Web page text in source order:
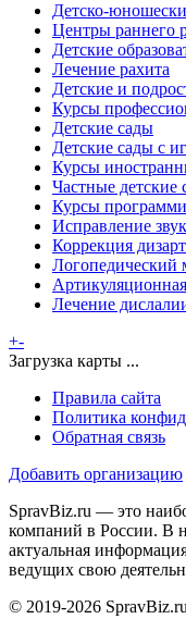
Детско-
Центры раннего
Детские
Лечение рахита
Детские и
Курсы
Детские сады
Детские сады с
Курсы
Частные детские
Курсы
Исправление
Коррекция
Логопедический
Лечение
+-
Загрузка карты ...
Правила сайта
Политика
Обратная связь
Добавить организацию
SpravBiz.ru — это
компаний в России. В
актуальная
ведущих свою
© 2019-2026